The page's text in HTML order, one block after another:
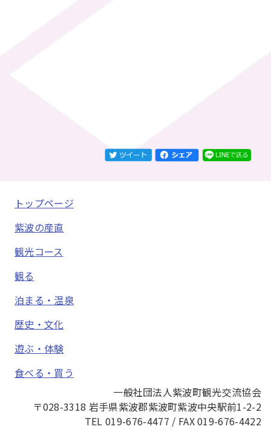
トップページ
紫波の産直
観光コース
観る
泊まる・温泉
歴史・文化
遊ぶ・体験
食べる・買う
一般社団法人紫波町観光交流協会
〒028-3318 岩手県紫波郡紫波町紫波中央駅前1-2-2
TEL 019-676-4477 / FAX 019-676-4422